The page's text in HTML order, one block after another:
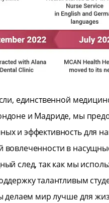
единственной
и Мадриде, мы
и эффективность для
вовлеченности в
след, так как мы
талантливым
делаем мир лучше для